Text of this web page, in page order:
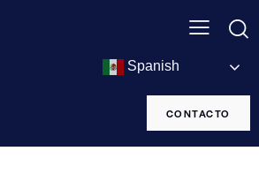
Spanish
CONTACTO